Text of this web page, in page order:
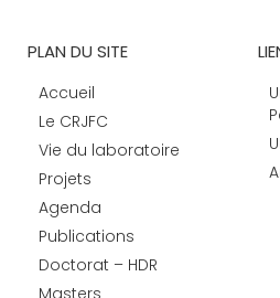
PLAN DU SITE
Accueil
Le CRJFC
Vie du laboratoire
Projets
Agenda
Publications
Doctorat – HDR
Masters